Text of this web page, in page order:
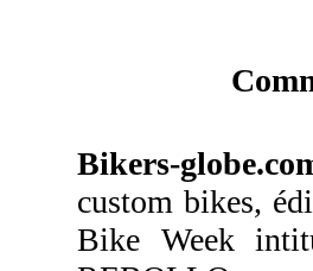
Bikers-
custom bikes,
Bike Week